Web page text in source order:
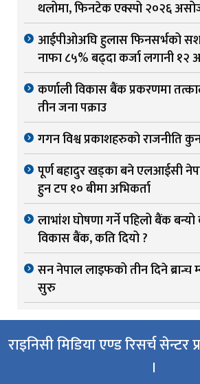
थलोमा, फिनटेक एक्स्पो २०२६
आईपीओअघि हुलास फिनसर्भको
नाफा ८५% बढ्दा कर्जा लगानी १२
कर्णाली विकास बैंक प्रकरणमा
तीन जना पक्राउ
गगन विश्व प्रकाशहरुको राजनीति
पूर्ण बहादुर खड्का बने एलआईसी
हुन टप १० बीमा अभिकर्ता
लाभांश घोषणा गर्ने पहिलो बैंक
विकास बैंक, कति दियो ?
सन नेपाल लाइफको तीन दिने ब्रान्च
सुरु
राइनिसी मिडिया एण्ड रिसर्च सेन्टर
।